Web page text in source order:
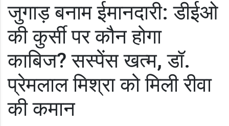
जुगाड़ बनाम ईमानदारी: डीईओ
की कुर्सी पर कौन होगा
काबिज? सस्पेंस खत्म, डॉ.
प्रेमलाल मिश्रा को मिली रीवा
की कमान